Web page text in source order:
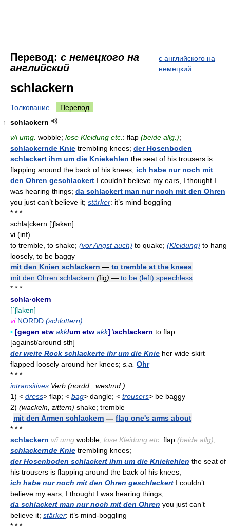
Перевод: с немецкого на
английский
с английского на
немецкий
schlackern
Толкование Перевод
1
schlackern
v/i umg. wobble; lose Kleidung etc. : flap (beide allg.);
schlackernde Knie trembling knees; der Hosenboden
schlackert ihm um die Kniekehlen the seat of his trousers is
flapping around the back of his knees; ich habe nur noch mit
den Ohren geschlackert I couldn’t believe my ears, I thought I
was hearing things; da schlackert man nur noch mit den Ohren
you just can’t believe it; stärker: it’s mind-boggling
* * *
schlạ|ckern ['ʃlakɐn]
vi (inf)
to tremble, to shake; (vor Angst auch) to quake; (Kleidung) to hang
loosely, to be baggy
mit den Knien schlackern — to tremble at the knees
mit den Ohren schlackern (fig) — to be (left) speechless
* * *
schla·ckern
[ˈʃlakɐn]
vi NORDD (schlottern)
▪ [gegen etw akk/um etw akk] \schlackern to flap
[against/around sth]
der weite Rock schlackerte ihr um die Knie her wide skirt
flapped loosely around her knees; s.a. Ohr
* * *
intransitives Verb (nordd.
, westmd.)
1) < dress> flap; < bag> dangle; < trousers> be baggy
2) (wackeln, zittern) shake; tremble
mit den Armen schlackern — flap one's arms about
* * *
schlackern v/i umg wobble; lose Kleidung etc: flap (beide allg);
schlackernde Knie trembling knees;
der Hosenboden schlackert ihm um die Kniekehlen the seat of
his trousers is flapping around the back of his knees;
ich habe nur noch mit den Ohren geschlackert I couldn’t
believe my ears, I thought I was hearing things;
da schlackert man nur noch mit den Ohren you just can’t
believe it; stärker: it’s mind-boggling